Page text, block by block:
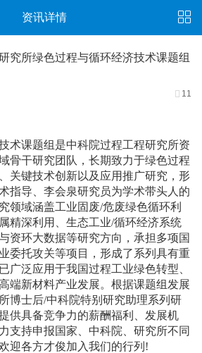
资讯详情
究所绿色过程与循环经济技术课题组
11
术课题组是中科院过程工程研究所资
骨干研究团队，长期致力于绿色过程
关键技术创新以及应用推广研究，形
指导、李会泉研究员为学术带头人的
领域涵盖工业固废/危废绿色循环利
精深利用、生态工业/循环经济系统
资环大数据等研究方向，承担多项国
委托攻关等项目，形成了系列具有重
广泛应用于我国过程工业绿色转型、
端新材料产业发展。根据课题组发展
博士后/中科院特别研究助理系列研
供具备竞争力的薪酬福利、发展机
支持申报国家、中科院、研究所不同
迎各方才俊加入我们的行列 !